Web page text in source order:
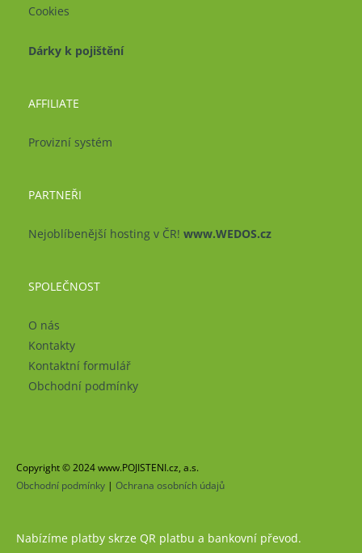
Cookies
Dárky k pojištění
AFFILIATE
Provizní systém
PARTNEŘI
Nejoblíbenější hosting v ČR! www.WEDOS.cz
SPOLEČNOST
O nás
Kontakty
Kontaktní formulář
Obchodní podmínky
Copyright © 2024 www.POJISTENI.cz, a.s.
Obchodní podmínky | Ochrana osobních údajů
Nabízíme platby skrze QR platbu a bankovní převod.